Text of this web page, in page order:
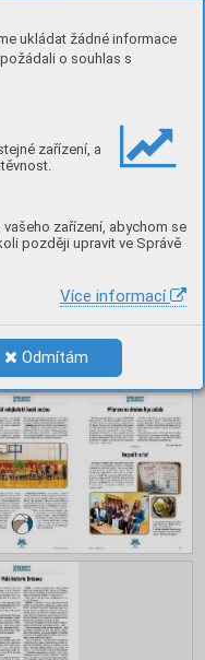
ukládat žádné informace
o souhlas s
zařízení, a
zařízení, abychom se
později upravit ve Správě
Více informací
Odmítám